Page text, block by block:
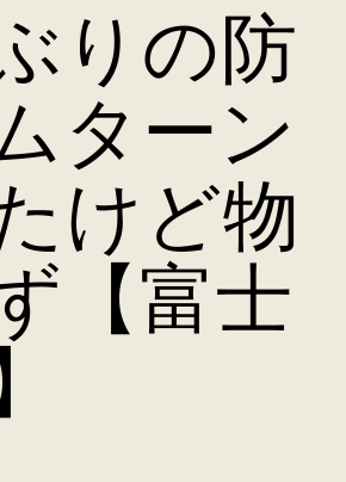
りの防
ターン
けど物
【富士